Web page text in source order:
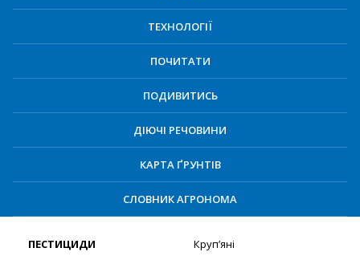
ТЕХНОЛОГІЇ
ПОЧИТАТИ
ПОДИВИТИСЬ
ДІЮЧІ РЕЧОВИНИ
КАРТА ҐРУНТІВ
СЛОВНИК АГРОНОМА
ПЕСТИЦИДИ Круп’яні